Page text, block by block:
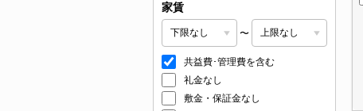
家賃
〜
共益費･管理費を含む
礼金なし
敷金・保証金なし